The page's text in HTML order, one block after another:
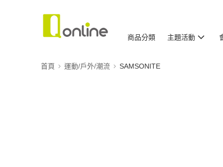
商品分類 主題活動
首頁 運動/戶外/潮流 SAMSONITE